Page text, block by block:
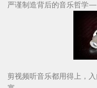
严谨制造背后的音乐哲学
剪视频听音乐都用得上，